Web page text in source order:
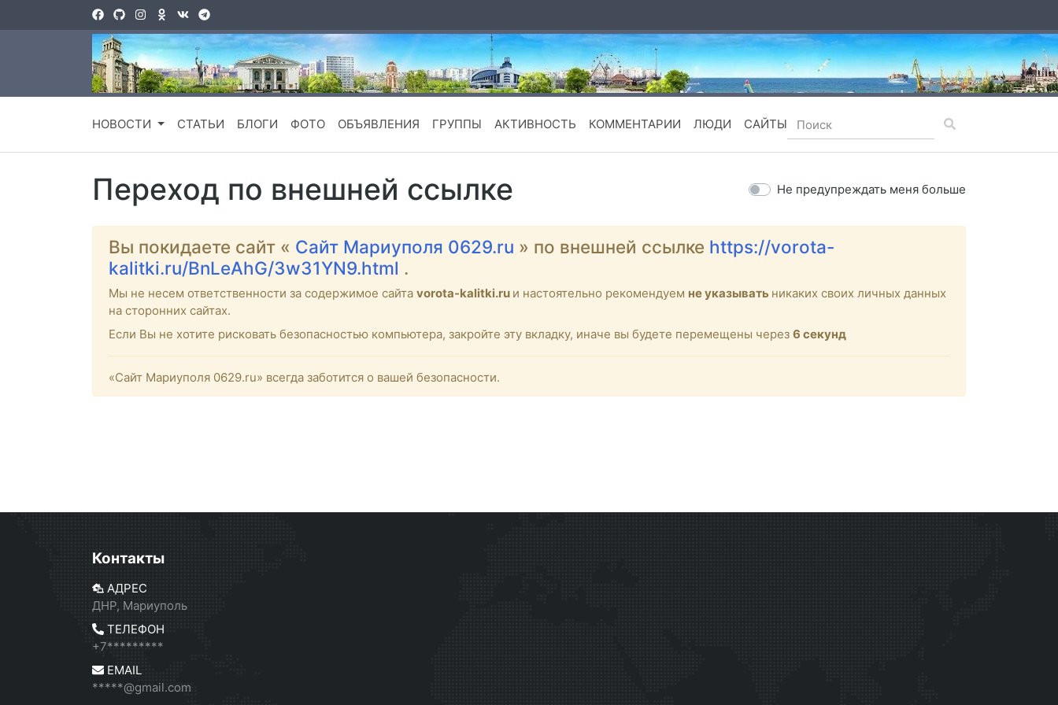
НОВОСТИ СТАТЬИ БЛОГИ ФОТО ОБЪЯВЛЕНИЯ ГРУППЫ АКТИВНОСТЬ КОММЕНТАРИИ ЛЮДИ САЙТЫ
Переход по внешней ссылке Не предупреждать меня больше
Вы покидаете сайт « Сайт Мариуполя 0629.ru » по внешней ссылке https://vorota-
kalitki.ru/BnLeAhG/3w31YN9.html .
Мы не несем ответственности за содержимое сайта vorota-kalitki.ru и настоятельно рекомендуем не указывать никаких своих личных данных
на сторонних сайтах.
Если Вы не хотите рисковать безопасностью компьютера, закройте эту вкладку, иначе вы будете перемещены через 6 секунд
«Сайт Мариуполя 0629.ru» всегда заботится о вашей безопасности.
Контакты
АДРЕС
ДНР, Мариуполь
ТЕЛЕФОН
+7*********
EMAIL
*****@gmail.com